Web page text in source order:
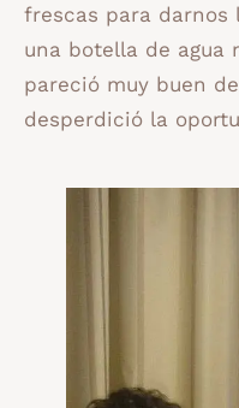
frescas para darnos
una botella de agua
pareció muy buen
desperdició la